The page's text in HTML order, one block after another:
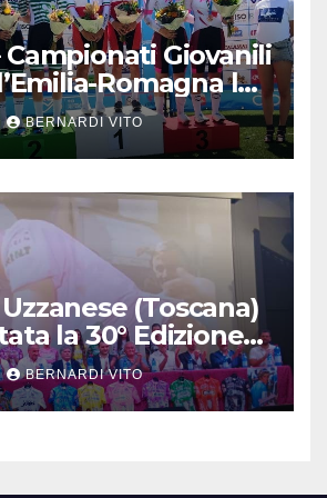
Campionati Giovanili
Romagna la
Madison
BERNARDI VITO
(Toscana)
la 30° Edizione
Toscana
: Si disputerà dal
2026
BERNARDI VITO